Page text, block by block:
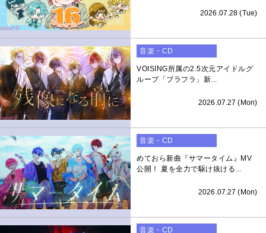
2026.07.28 (Tue)
音楽・CD
VOISING所属の2.5次元アイドルグ
ループ「ブラフラ」新...
2026.07.27 (Mon)
音楽・CD
めておら新曲『サマータイム』MV
公開！ 夏を全力で駆け抜ける...
2026.07.27 (Mon)
音楽・CD